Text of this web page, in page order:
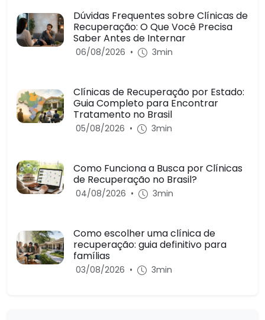
Dúvidas Frequentes sobre Clínicas de
Recuperação: O Que Você Precisa
Saber Antes de Internar
06/08/2026 • 3min
Clínicas de Recuperação por Estado:
Guia Completo para Encontrar
Tratamento no Brasil
05/08/2026 • 3min
Como Funciona a Busca por Clínicas
de Recuperação no Brasil?
04/08/2026 • 3min
Como escolher uma clínica de
recuperação: guia definitivo para
famílias
03/08/2026 • 3min